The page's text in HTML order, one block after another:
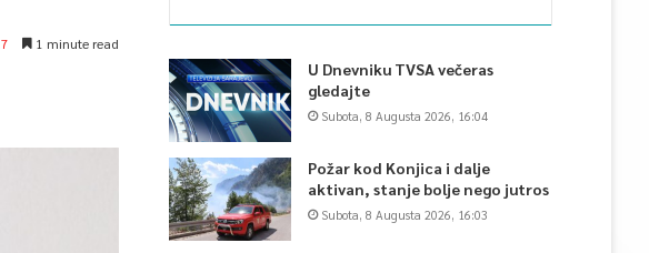
1 minute read
U Dnevniku TVSA večeras
gledajte
Subota, 8 Augusta 2026, 16:04
Požar kod Konjica i dalje
aktivan, stanje bolje nego jutros
Subota, 8 Augusta 2026, 16:03